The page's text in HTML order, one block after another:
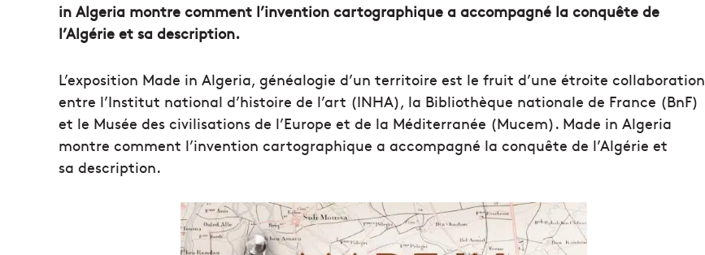
in Algeria montre comment l’invention cartographique a accompagné la conquête de
l’Algérie et sa description.
L’exposition Made in Algeria, généalogie d’un territoire est le fruit d’une étroite collaboration
entre l’Institut national d’histoire de l’art (INHA), la Bibliothèque nationale de France (BnF)
et le Musée des civilisations de l’Europe et de la Méditerranée (Mucem). Made in Algeria
montre comment l’invention cartographique a accompagné la conquête de l’Algérie et
sa description.